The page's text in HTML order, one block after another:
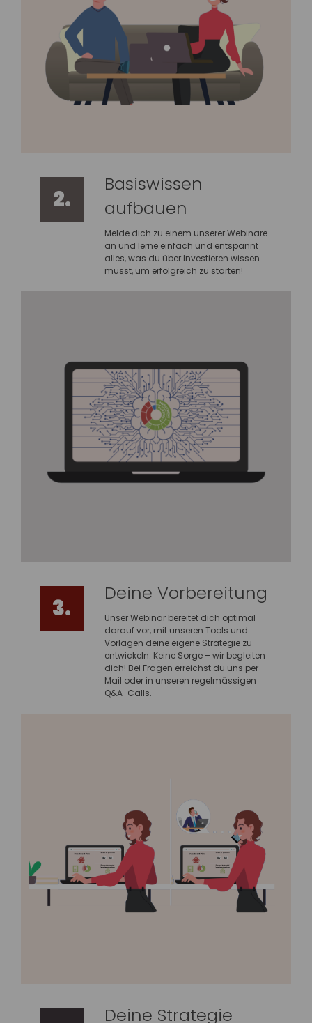
2.
Basiswissen
aufbauen
Melde dich zu einem unserer Webinare
an und lerne einfach und entspannt
alles, was du über Investieren wissen
musst, um erfolgreich zu starten!
3.
Deine Vorbereitung
Unser Webinar bereitet dich optimal
darauf vor, mit unseren Tools und
Vorlagen deine eigene Strategie zu
entwickeln. Keine Sorge – wir begleiten
dich! Bei Fragen erreichst du uns per
Mail oder in unseren regelmässigen
Q&A-Calls.
Deine Strategie